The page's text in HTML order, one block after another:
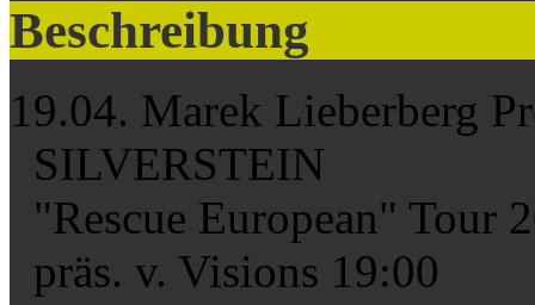
Beschreibung
19.04. Marek Lieberberg
SILVERSTEIN
"Rescue European" Tour
präs. v. Visions 19:00